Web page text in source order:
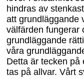
hindras av
att grundläggande
välfärden fungerar
grundläggande
våra
Detta är tecken på
tas på allvar. Vårt